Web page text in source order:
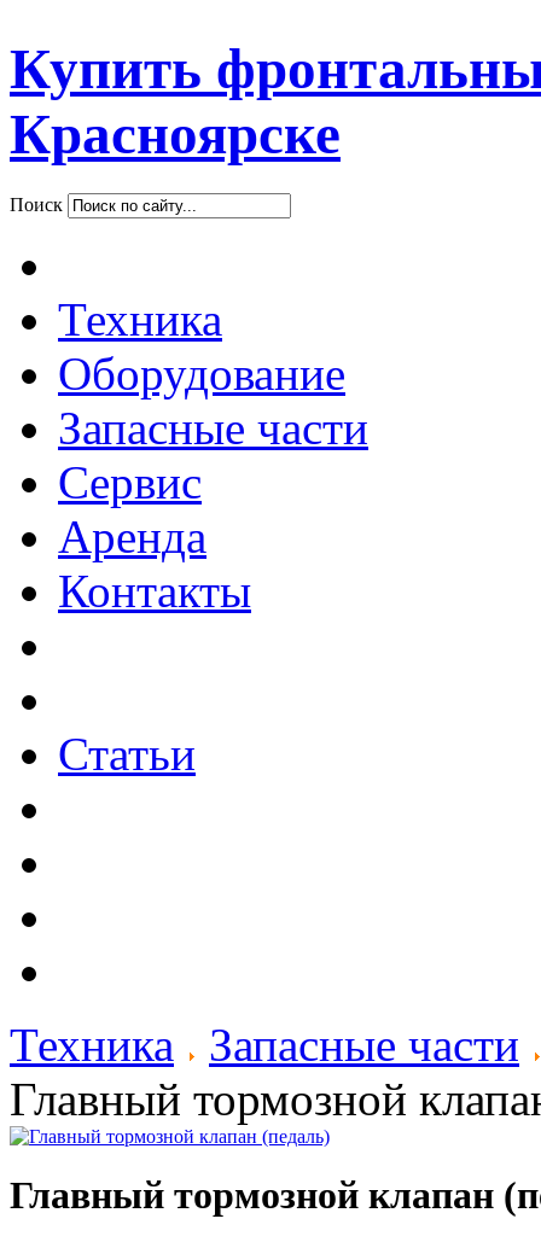
Купить
Красноярске
Поиск
Техника
Оборудование
Запасные части
Сервис
Аренда
Контакты
Статьи
Техника
Запасные части
Главный тормозной
Главный тормозной клапан